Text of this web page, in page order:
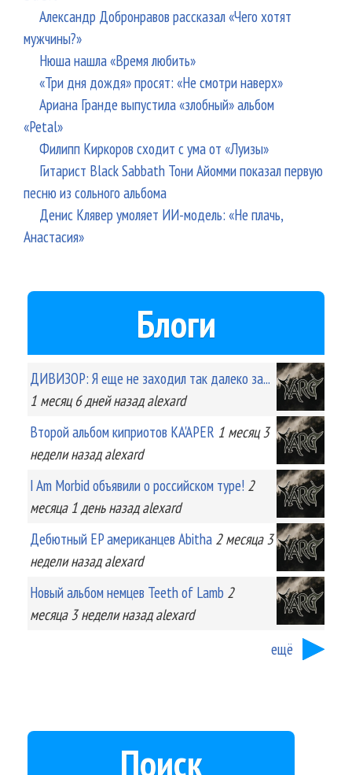
Александр Добронравов рассказал «Чего хотят
мужчины?»
Нюша нашла «Время любить»
«Три дня дождя» просят: «Не смотри наверх»
Ариана Гранде выпустила «злобный» альбом
«Petal»
Филипп Киркоров сходит с ума от «Луизы»
Гитарист Black Sabbath Тони Айомми показал первую
песню из сольного альбома
Денис Клявер умоляет ИИ-модель: «Не плачь,
Анастасия»
Блоги
ДИВИЗОР: Я еще не заходил так далеко за...
1 месяц 6 днейназад alexard
Второй альбом киприотов KA'APER 1 месяц 3
неделиназад alexard
I Am Morbid объявили о российском туре! 2
месяца 1 деньназад alexard
Дебютный EP американцев Abitha 2 месяца 3
неделиназад alexard
Новый альбом немцев Teeth of Lamb 2
месяца 3 неделиназад alexard
ещё
Поиск